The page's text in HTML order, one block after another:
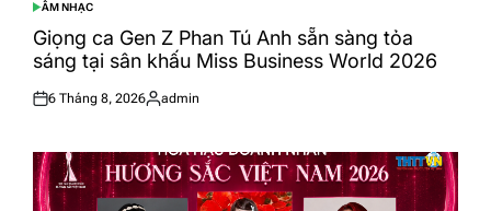
POSTED
IN
ÂM NHẠC
Giọng ca Gen Z Phan Tú Anh sẵn sàng tỏa
sáng tại sân khấu Miss Business World 2026
Posted
6 Tháng 8, 2026
Posted
admin